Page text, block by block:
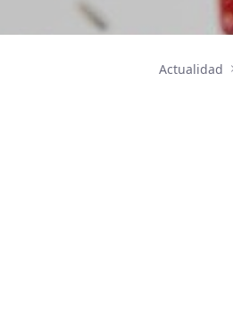
Actualidad